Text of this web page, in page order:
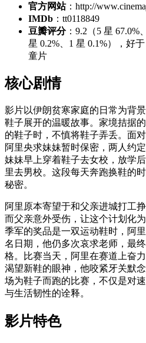
官方网站：http://
IMDb ：tt0118849
豆瓣评分：9.2（5 星 67.0%
星 0.2%、1 星 0.1%），好
童片
核心剧情
影片以伊朗贫寒家庭的日常为背
鞋子展开的温暖故事。家境拮据
的鞋子时，不慎将鞋子弄丢。面
阿里央求妹妹暂时保密，两人约
妹妹早上穿着鞋子去女校，放学
里去男校。这段每天奔跑换鞋的
秘密。
阿里原本寄望于和父亲进城打工
而父亲意外受伤，让这个计划化
季军的奖品是一双运动鞋时，阿
名日期，他仍多次哀求老师，最
格。比赛当天，阿里在赛道上奋
渴望新鞋的眼神，他咬紧牙关默
场为鞋子而跑的比赛，不仅是对
与生活韧性的诠释。
影片特色